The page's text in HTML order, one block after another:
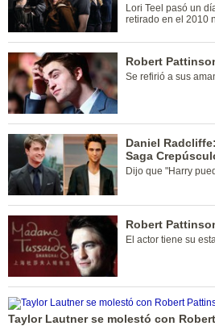
Lori Teel pasó un
retirado en el 2010
Robert
Se refirió a sus
Daniel
Saga
Dijo que "Harry
Robert
El actor tiene su
Taylor Lautner se molestó con